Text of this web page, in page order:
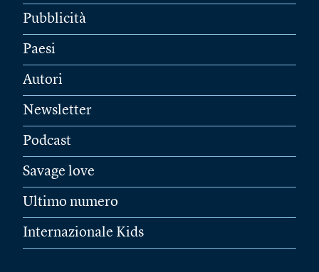
Pubblicità
Paesi
Autori
Newsletter
Podcast
Savage love
Ultimo numero
Internazionale Kids